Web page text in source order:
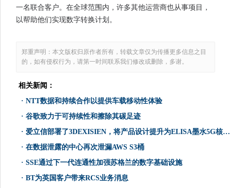
一名联合客户。在全球范围内，许多其他运营商也从事项目，
以帮助他们实现数字转换计划。
郑重声明：本文版权归原作者所有，转载文章仅为传播更多信息之目
的，如有侵权行为，请第一时间联系我们修改或删除，多谢。
相关新闻：
· NTT数据和持续合作以提供车载移动性体验
· 谷歌致力于可持续性和擦除其碳足迹
· 爱立信部署了3DEXISIEN，将产品设计提升为ELISA墨水5G核心技术协议
· 在数据泄露的中心再次泄漏AWS S3桶
· SSE通过下一代连通性加强苏格兰的数字基础设施
· BT为英国客户带来RCS业务消息